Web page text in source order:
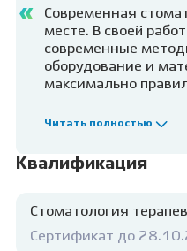
Современная
месте. В своей
современные
оборудование и
максимально
взрослыми
и наркоза.
повышения
каждому пациенту,
Читать полностью
Квалификация
Стоматология
Сертификат до